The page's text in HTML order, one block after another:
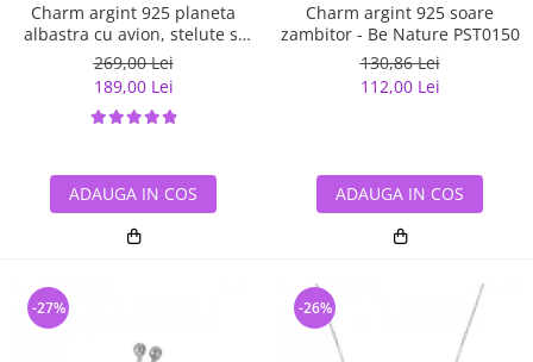
Charm argint 925 planeta
albastra cu avion, stelute si
zirconii albe PST0149
269,00 Lei
189,00 Lei
ADAUGA IN COS
Charm argint 925 soare
zambitor - Be Nature PST0150
130,86 Lei
112,00 Lei
ADAUGA IN COS
-27% -26%